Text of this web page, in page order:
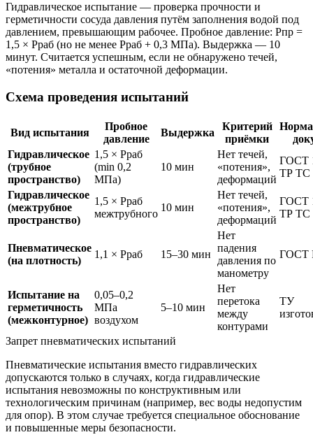
Гидравлическое испытание — проверка прочности и
герметичности сосуда давления путём заполнения водой под
давлением, превышающим рабочее. Пробное давление: Рпр =
1,5 × Рраб (но не менее Рраб + 0,3 МПа). Выдержка — 10
минут. Считается успешным, если не обнаружено течей,
«потения» металла и остаточной деформации.
Схема проведения испытаний
Вид испытания
Пробное
давление
Выдержка
Критерий
приёмки
Гидравлическое
(трубное
пространство)
1,5 × Рраб
(min 0,2
МПа)
10 мин
Нет течей,
«потения»,
деформаций
ГОСТ
ТР ТС
Гидравлическое
(межтрубное
пространство)
1,5 × Рраб
межтрубного
10 мин
Нет течей,
«потения»,
деформаций
ГОСТ
ТР ТС
Пневматическое
(на плотность)
1,1 × Рраб 15–30 мин
Нет
падения
давления по
манометру
ГОСТ
Испытание на
герметичность
(межконтурное)
0,05–0,2
МПа
воздухом
5–10 мин
Нет
перетока
между
контурами
ТУ
Запрет пневматических испытаний
Пневматические испытания вместо гидравлических
допускаются только в случаях, когда гидравлические
испытания невозможны по конструктивным или
технологическим причинам (например, вес воды недопустим
для опор). В этом случае требуется специальное обоснование
и повышенные меры безопасности.